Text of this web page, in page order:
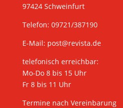
97424 Schweinfurt
Telefon: 09721/387190
E-Mail: post@revista.de
telefonisch erreichbar:
Mo-Do 8 bis 15 Uhr
Fr 8 bis 11 Uhr
Termine nach Vereinbarung